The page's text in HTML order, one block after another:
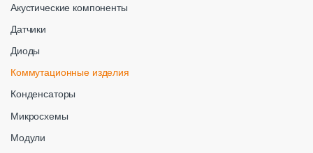
Акустические компоненты
Датчики
Диоды
Коммутационные изделия
Конденсаторы
Микросхемы
Модули